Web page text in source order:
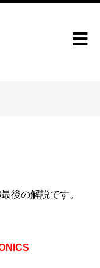
後の解説です。